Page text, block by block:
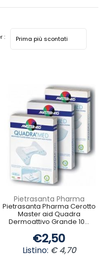
:
Pietrasanta Pharma
Pietrasanta Pharma Cerotto
Master aid Quadra
Dermoattivo Grande 10...
€2,50
Listino: € 4,70